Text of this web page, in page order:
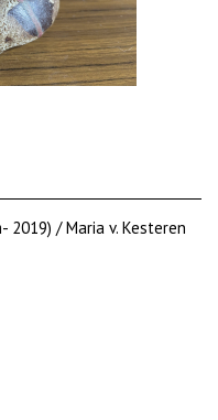
2019) / Maria v. Kesteren